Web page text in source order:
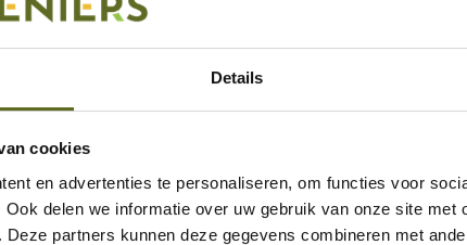
Details
cookies
en advertenties te personaliseren, om functies voor
delen we informatie over uw gebruik van onze site met
partners kunnen deze gegevens combineren met
te groot.